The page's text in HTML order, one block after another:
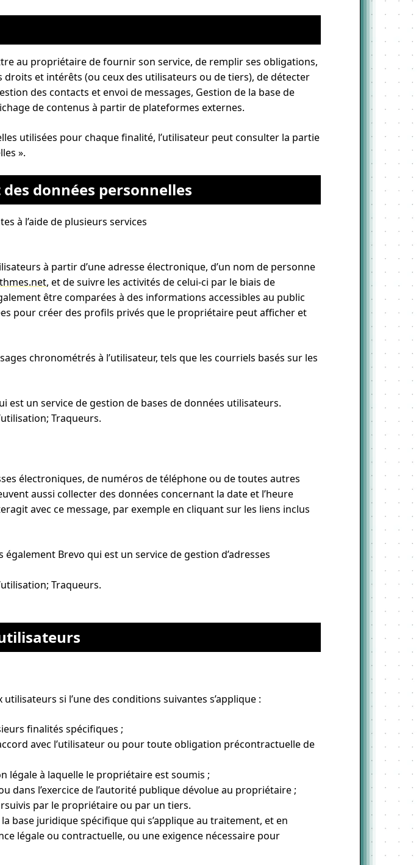
au propriétaire de fournir son service, de remplir ses obligations,
et intérêts (ou ceux des utilisateurs ou de tiers), de détecter
des contacts et envoi de messages, Gestion de la base de
de contenus à partir de plateformes externes.
utilisées pour chaque finalité, l’utilisateur peut consulter la partie
».
données personnelles
à l’aide de plusieurs services
à partir d’une adresse électronique, d’un nom de personne
, et de suivre les activités de celui-ci par le biais de
être comparées à des informations accessibles au public
pour créer des profils privés que le propriétaire peut afficher et
chronométrés à l’utilisateur, tels que les courriels basés sur les
un service de gestion de bases de données utilisateurs.
Traqueurs.
électroniques, de numéros de téléphone ou de toutes autres
aussi collecter des données concernant la date et l’heure
avec ce message, par exemple en cliquant sur les liens inclus
Brevo qui est un service de gestion d’adresses
Traqueurs.
si l’une des conditions suivantes s’applique :
finalités spécifiques ;
avec l’utilisateur ou pour toute obligation précontractuelle de
légale à laquelle le propriétaire est soumis ;
dans l’exercice de l’autorité publique dévolue au propriétaire ;
par le propriétaire ou par un tiers.
base juridique spécifique qui s’applique au traitement, et en
légale ou contractuelle, ou une exigence nécessaire pour